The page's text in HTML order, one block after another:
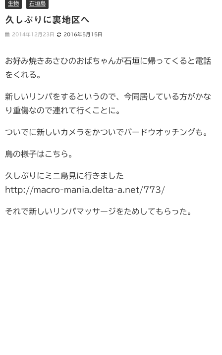
生物 石垣島
久しぶりに裏地区へ
2014年12月23日 2016年5月15日
お好み焼きあさひのおばちゃんが石垣に帰ってくると電話
をくれる。
新しいリンパをするというので、今同居している方がかな
り重傷なので連れて行くことに。
ついでに新しいカメラをかついでバードウオッチングも。
鳥の様子はこちら。
久しぶりにミニ鳥見に行きました
http://macro-mania.delta-a.net/773/
それで新しいリンパマッサージをためしてもらった。